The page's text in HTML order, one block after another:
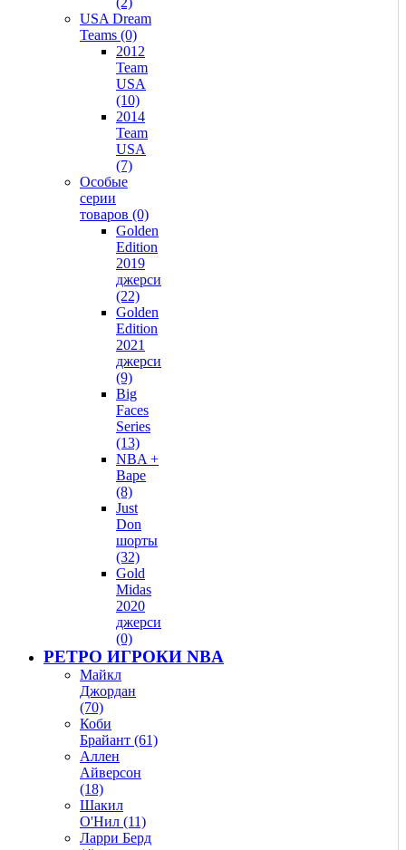
USA Dream
Teams (0)
2012
Team
USA
(10)
2014
Team
USA
(7)
Особые
серии
товаров (0)
Golden
Edition
2019
джерси
(22)
Golden
Edition
2021
джерси
(9)
Big
Faces
Series
(13)
NBA +
Bape
(8)
Just
Don
шорты
(32)
Gold
Midas
2020
джерси
(0)
РЕТРО ИГРОКИ NBA
Майкл
Джордан
(70)
Коби
Брайант (61)
Аллен
Айверсон
(18)
Шакил
О'Нил (11)
Ларри Берд